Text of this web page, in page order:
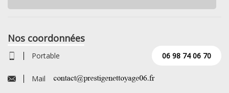
Nos coordonnées
Portable 06 98 74 06 70
Mail